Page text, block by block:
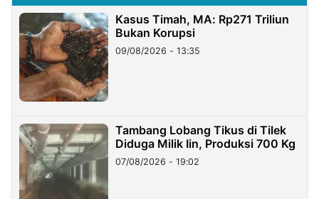
Kasus Timah, MA: Rp271 Triliun
Bukan Korupsi
09/08/2026 - 13:35
Tambang Lobang Tikus di Tilek
Diduga Milik Iin, Produksi 700 Kg
07/08/2026 - 19:02